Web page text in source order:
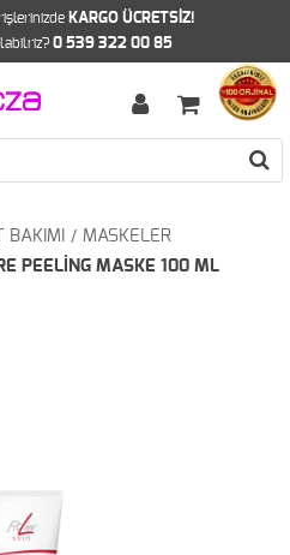
KARGO ÜCRETSİZ!
0 539 322 00 85
BAKIMI
MASKELER
PEELİNG MASKE 100 ML